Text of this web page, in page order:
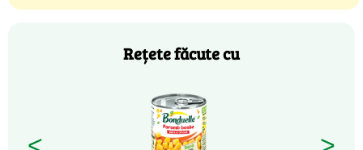
Rețete făcute cu